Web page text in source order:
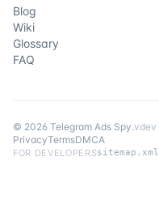
Blog
Wiki
Glossary
FAQ
© 2026 Telegram Ads Spy.vdev
PrivacyTermsDMCA
FOR DEVELOPERSsitemap.xml